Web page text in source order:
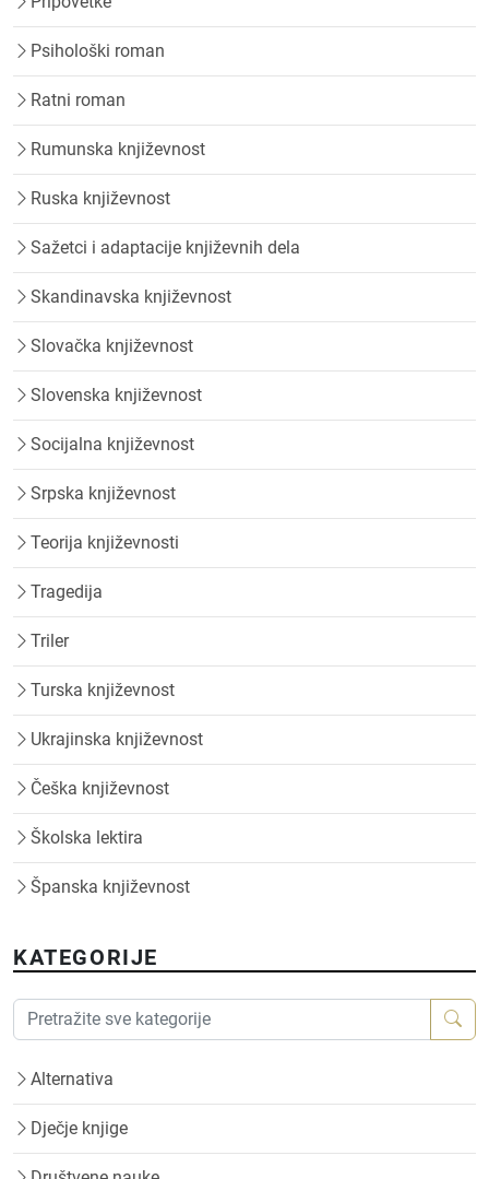
Psihološki roman
Ratni roman
Rumunska književnost
Ruska književnost
Sažetci i adaptacije književnih dela
Skandinavska književnost
Slovačka književnost
Slovenska književnost
Socijalna književnost
Srpska književnost
Teorija književnosti
Tragedija
Triler
Turska književnost
Ukrajinska književnost
Češka književnost
Školska lektira
Španska književnost
KATEGORIJE
Alternativa
Dječje knjige